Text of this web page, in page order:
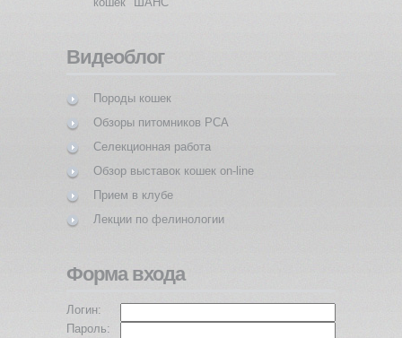
Видеоблог
Породы кошек
Обзоры питомников PCA
Селекционная работа
Обзор выставок кошек on-line
Прием в клубе
Лекции по фелинологии
Форма входа
Логин:
Пароль: